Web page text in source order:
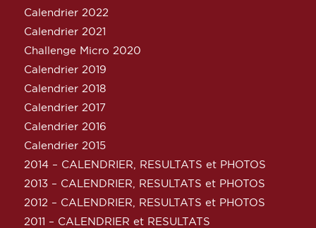
Calendrier 2022
Calendrier 2021
Challenge Micro 2020
Calendrier 2019
Calendrier 2018
Calendrier 2017
Calendrier 2016
Calendrier 2015
2014 – CALENDRIER, RESULTATS et PHOTOS
2013 – CALENDRIER, RESULTATS et PHOTOS
2012 – CALENDRIER, RESULTATS et PHOTOS
2011 – CALENDRIER et RESULTATS